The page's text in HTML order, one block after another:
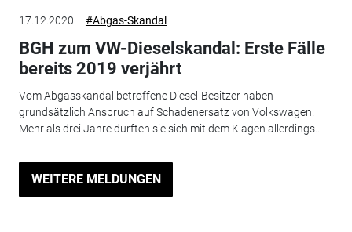
17.12.2020 #Abgas-Skandal
BGH zum VW-Dieselskandal: Erste Fälle
bereits 2019 verjährt
Vom Abgasskandal betroffene Diesel-Besitzer haben
grundsätzlich Anspruch auf Schadenersatz von Volkswagen.
Mehr als drei Jahre durften sie sich mit dem Klagen allerdings...
WEITERE MELDUNGEN